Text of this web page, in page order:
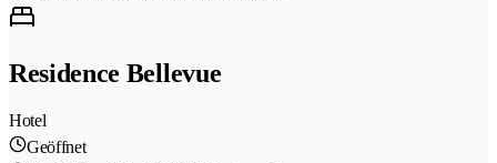
Residence Bellevue
Hotel
Geöffnet